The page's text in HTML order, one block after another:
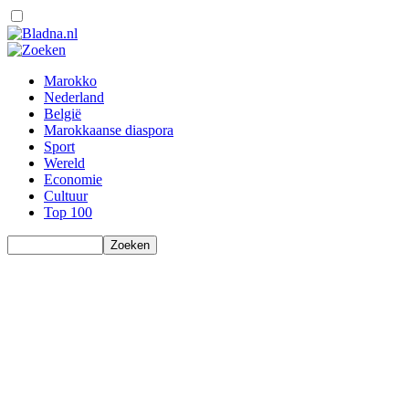
Marokko
Nederland
België
Marokkaanse diaspora
Sport
Wereld
Economie
Cultuur
Top 100